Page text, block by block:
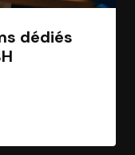
dédiés